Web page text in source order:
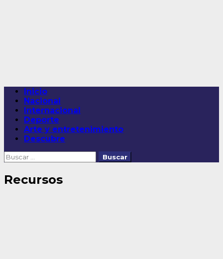
Menú
principal
Inicio
Nacional
Internacional
Deporte
Arte y entretenimiento
Descubre
Buscar:
Recursos